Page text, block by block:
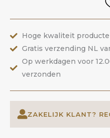
Hoge kwaliteit
Gratis verzending NL
Op werkdagen voor
verzonden
ZAKELIJK KLANT?